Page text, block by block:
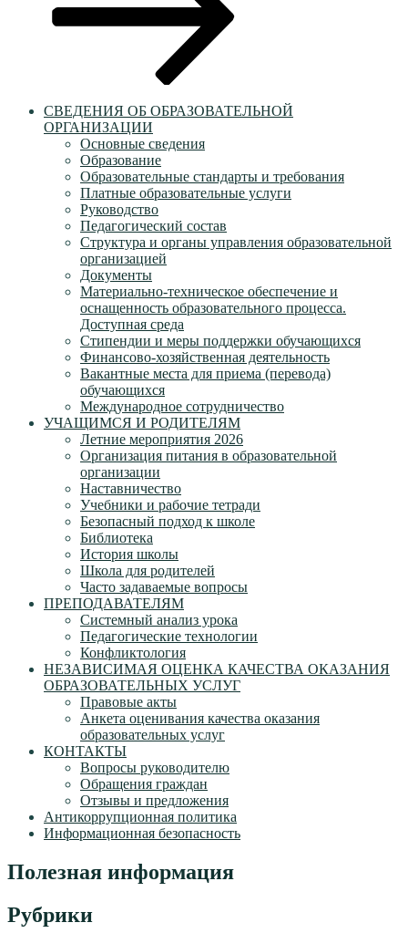
СВЕДЕНИЯ ОБ ОБРАЗОВАТЕЛЬНОЙ
ОРГАНИЗАЦИИ
Основные сведения
Образование
Образовательные стандарты и требования
Платные образовательные услуги
Руководство
Педагогический состав
Структура и органы управления образовательной
организацией
Документы
Материально-техническое обеспечение и
оснащенность образовательного процесса.
Доступная среда
Стипендии и меры поддержки обучающихся
Финансово-хозяйственная деятельность
Вакантные места для приема (перевода)
обучающихся
Международное сотрудничество
УЧАЩИМСЯ И РОДИТЕЛЯМ
Летние мероприятия 2026
Организация питания в образовательной
организации
Наставничество
Учебники и рабочие тетради
Безопасный подход к школе
Библиотека
История школы
Школа для родителей
Часто задаваемые вопросы
ПРЕПОДАВАТЕЛЯМ
Системный анализ урока
Педагогические технологии
Конфликтология
НЕЗАВИСИМАЯ ОЦЕНКА КАЧЕСТВА ОКАЗАНИЯ
ОБРАЗОВАТЕЛЬНЫХ УСЛУГ
Правовые акты
Анкета оценивания качества оказания
образовательных услуг
КОНТАКТЫ
Вопросы руководителю
Обращения граждан
Отзывы и предложения
Антикоррупционная политика
Информационная безопасность
Полезная информация
Рубрики